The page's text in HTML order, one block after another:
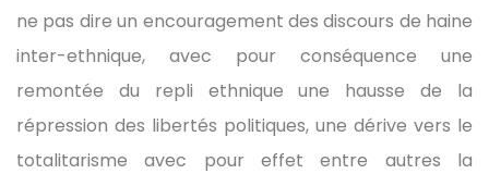
ne pas dire un encouragement des discours de haine
inter-ethnique, avec pour conséquence une
remontée du repli ethnique une hausse de la
répression des libertés politiques, une dérive vers le
totalitarisme avec pour effet entre autres la